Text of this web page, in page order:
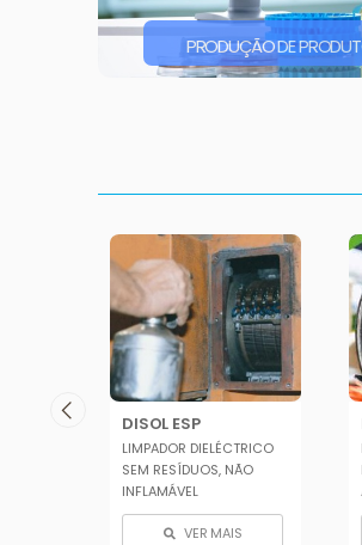
PRODUÇÃO DE
DISOL ESP
LIMPADOR DIELÉCTRICO
SEM RESÍDUOS, NÃO
INFLAMÁVEL
VER MAIS